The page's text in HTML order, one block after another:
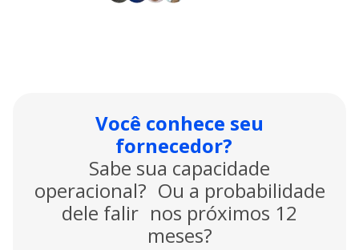
Você conhece seu
fornecedor?
Sabe sua capacidade
operacional? Ou a probabilidade
dele falir nos próximos 12
meses?